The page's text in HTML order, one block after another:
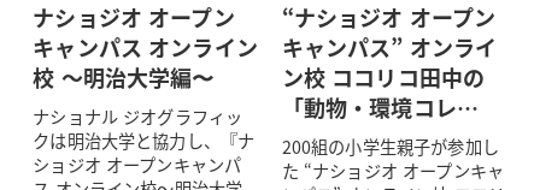
ナショジオ オープン
キャンパス オンライン
校 ～明治大学編〜
ナショナル ジオグラフィッ
クは明治大学と協力し、『ナ
ショジオ オープンキャンパ
“ナショジオ オープン
キャンパス” オンライ
ン校 ココリコ田中の
「動物・環境コレ…
200組の小学生親子が参加し
た “ナショジオ オープンキャ